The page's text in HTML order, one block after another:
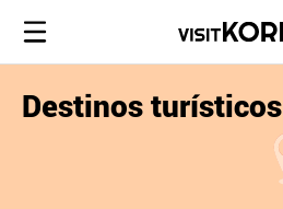
Destinos turísticos